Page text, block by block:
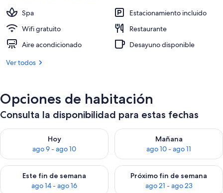
Spa
Estacionamiento incluido
Wifi gratuito
Restaurante
Aire acondicionado
Desayuno disponible
Ver todos
Opciones de habitación
Consulta la disponibilidad para estas fechas
Hoy
ago 9 - ago 10
Consulta la disponibilidad para hoy ago 9 - ago 10
Mañana
ago 10 - ago 11
Consulta la disponibilidad
Este fin de semana
ago 14 - ago 16
Consulta la disponibilidad para este fin de semana ago 14 -
Próximo fin de semana
ago 21 - ago 23
Consulta la disponibilidad